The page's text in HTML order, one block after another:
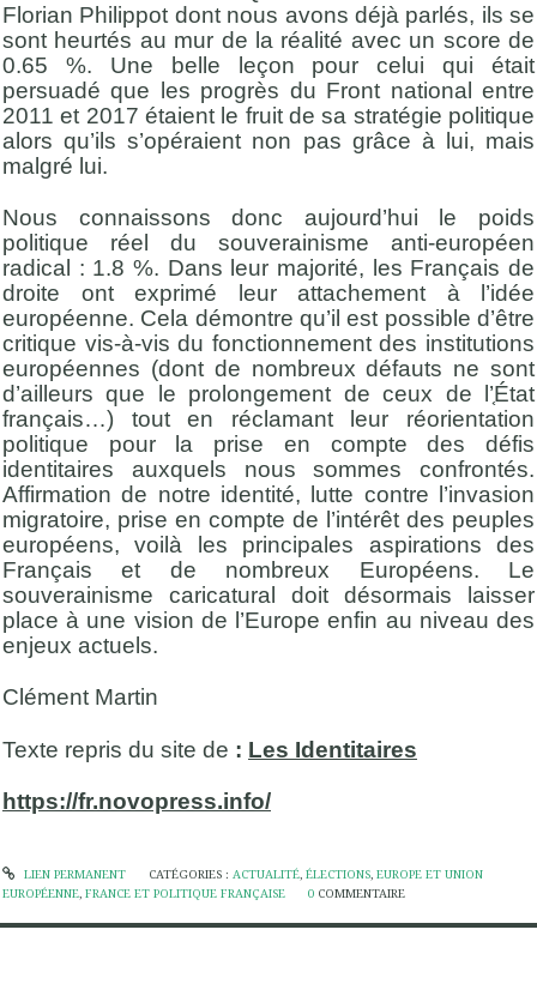
Florian Philippot dont nous avons déjà parlés, ils se
sont heurtés au mur de la réalité avec un score de
0.65 %. Une belle leçon pour celui qui était
persuadé que les progrès du Front national entre
2011 et 2017 étaient le fruit de sa stratégie politique
alors qu’ils s’opéraient non pas grâce à lui, mais
malgré lui.
Nous connaissons donc aujourd’hui le poids
politique réel du souverainisme anti-européen
radical : 1.8 %. Dans leur majorité, les Français de
droite ont exprimé leur attachement à l’idée
européenne. Cela démontre qu’il est possible d’être
critique vis-à-vis du fonctionnement des institutions
européennes (dont de nombreux défauts ne sont
d’ailleurs que le prolongement de ceux de l’֤État
français…) tout en réclamant leur réorientation
politique pour la prise en compte des défis
identitaires auxquels nous sommes confrontés.
Affirmation de notre identité, lutte contre l’invasion
migratoire, prise en compte de l’intérêt des peuples
européens, voilà les principales aspirations des
Français et de nombreux Européens. Le
souverainisme caricatural doit désormais laisser
place à une vision de l’Europe enfin au niveau des
enjeux actuels.
Clément Martin
Texte repris du site de : Les Identitaires
https://fr.novopress.info/
LIEN PERMANENT CATÉGORIES : ACTUALITÉ, ÉLECTIONS, EUROPE ET UNION
EUROPÉENNE, FRANCE ET POLITIQUE FRANÇAISE 0 COMMENTAIRE